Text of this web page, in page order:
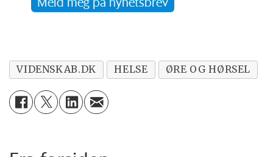
VIDENSKAB.DK HELSE ØRE OG HØRSEL